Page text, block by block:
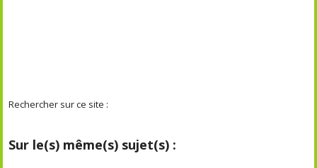
Rechercher sur ce site :
Sur le(s) même(s) sujet(s) :